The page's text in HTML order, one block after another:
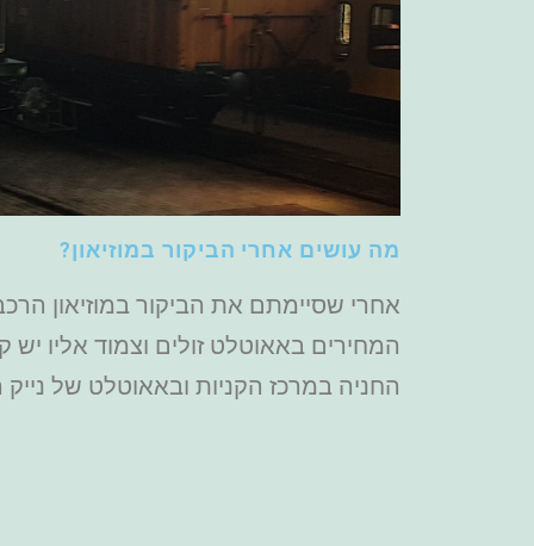
מה עושים אחרי הביקור במוזיאון?
המחירים באאוטלט זולים וצמוד אליו
החניה במרכז הקניות ובאאוטלט של נייק